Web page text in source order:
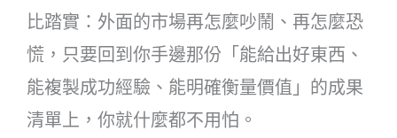
比踏實：外面的市場再怎麼吵鬧、再怎麼恐
慌，只要回到你手邊那份「能給出好東西、
能複製成功經驗、能明確衡量價值」的成果
清單上，你就什麼都不用怕。